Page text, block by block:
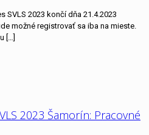
SVLS 2023 končí dňa 21.4.2023
možné registrovať sa iba na mieste.
[…]
2023 Šamorín: Pracovné